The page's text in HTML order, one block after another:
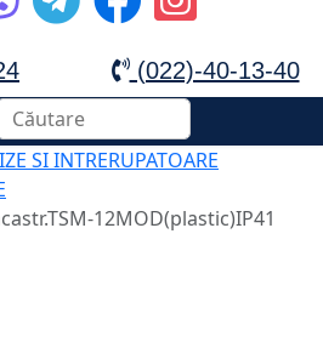
(022)-40-13-40
SI INTRERUPATOARE
12MOD(plastic)IP41